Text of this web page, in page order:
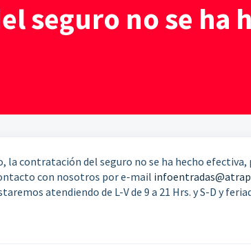
seguro no se ha
contratación del seguro no se ha hecho efectiva,
con nosotros por e-mail
atendiendo de L-V de 9 a 21 Hrs. y S-D y